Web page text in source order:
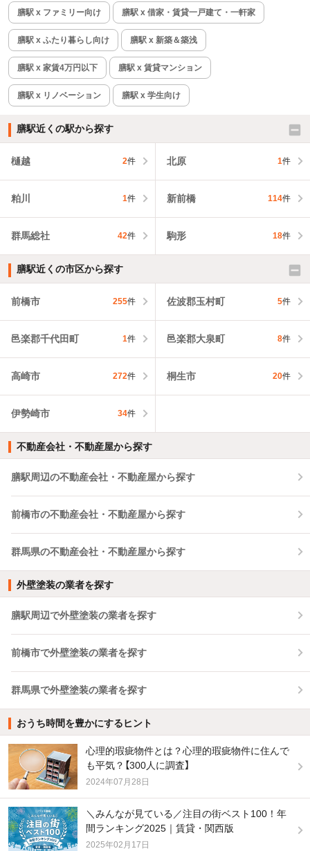
膳駅 x ファミリー向け 膳駅 x 借家・賃貸一戸建て・一軒家
膳駅 x ふたり暮らし向け 膳駅 x 新築＆築浅
膳駅 x 家賃4万円以下 膳駅 x 賃貸マンション
膳駅 x リノベーション 膳駅 x 学生向け
膳駅近くの駅から探す
樋越 2件 北原 1件
粕川 1件 新前橋 114件
群馬総社 42件 駒形 18件
膳駅近くの市区から探す
前橋市 255件 佐波郡玉村町 5件
邑楽郡千代田町 1件 邑楽郡大泉町 8件
高崎市 272件 桐生市 20件
伊勢崎市 34件
不動産会社・不動産屋から探す
膳駅周辺の不動産会社・不動産屋から探す
前橋市の不動産会社・不動産屋から探す
群馬県の不動産会社・不動産屋から探す
外壁塗装の業者を探す
膳駅周辺で外壁塗装の業者を探す
前橋市で外壁塗装の業者を探す
群馬県で外壁塗装の業者を探す
おうち時間を豊かにするヒント
心理的瑕疵物件とは？心理的瑕疵物件に住んで
も平気？【300人に調査】
2024年07月28日
＼みんなが見ている／注目の街ベスト100！年
間ランキング2025｜賃貸・関西版
2025年02月17日